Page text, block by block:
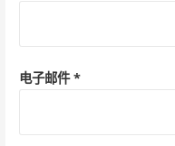
电子邮件*